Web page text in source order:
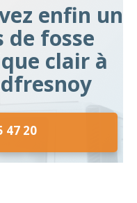
enfin un
de fosse
clair à
47 20